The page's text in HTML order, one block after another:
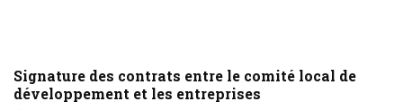
Signature des contrats entre le comité local de
développement et les entreprises